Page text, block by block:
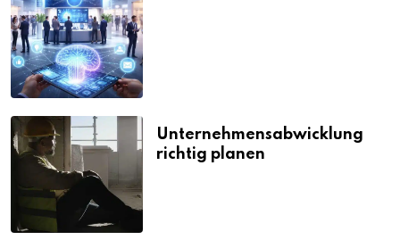
Unternehmensabwicklung
richtig planen